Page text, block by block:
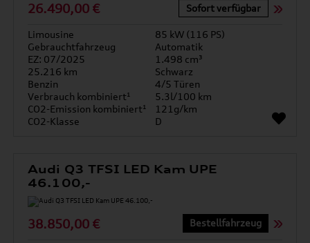
26.490,00 € Sofort verfügbar
Limousine
85 kW (116 PS)
Gebrauchtfahrzeug
Automatik
EZ: 07/2025
1.498 cm³
25.216 km
Schwarz
Benzin
4/5 Türen
Verbrauch kombiniert¹
5.3l/100 km
CO2-Emission kombiniert¹
121g/km
CO2-Klasse
D
Audi Q3 TFSI LED Kam UPE
46.100,-
38.850,00 € Bestellfahrzeug